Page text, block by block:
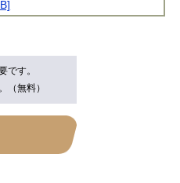
です。
（無料）